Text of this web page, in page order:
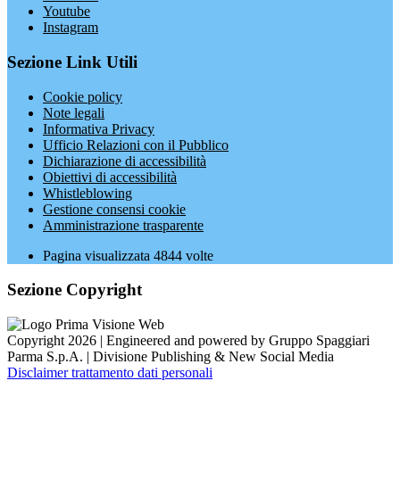
Youtube
Instagram
Sezione Link Utili
Cookie policy
Note legali
Informativa Privacy
Ufficio Relazioni con il Pubblico
Dichiarazione di accessibilità
Obiettivi di accessibilità
Whistleblowing
Gestione consensi cookie
Amministrazione trasparente
Pagina visualizzata 4844 volte
Sezione Copyright
Copyright 2026 | Engineered and powered by Gruppo Spaggiari
Parma S.p.A. | Divisione Publishing & New Social Media
Disclaimer trattamento dati personali